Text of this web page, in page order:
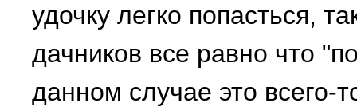
удочку легко попасться,
дачников все равно что
данном случае это всего-